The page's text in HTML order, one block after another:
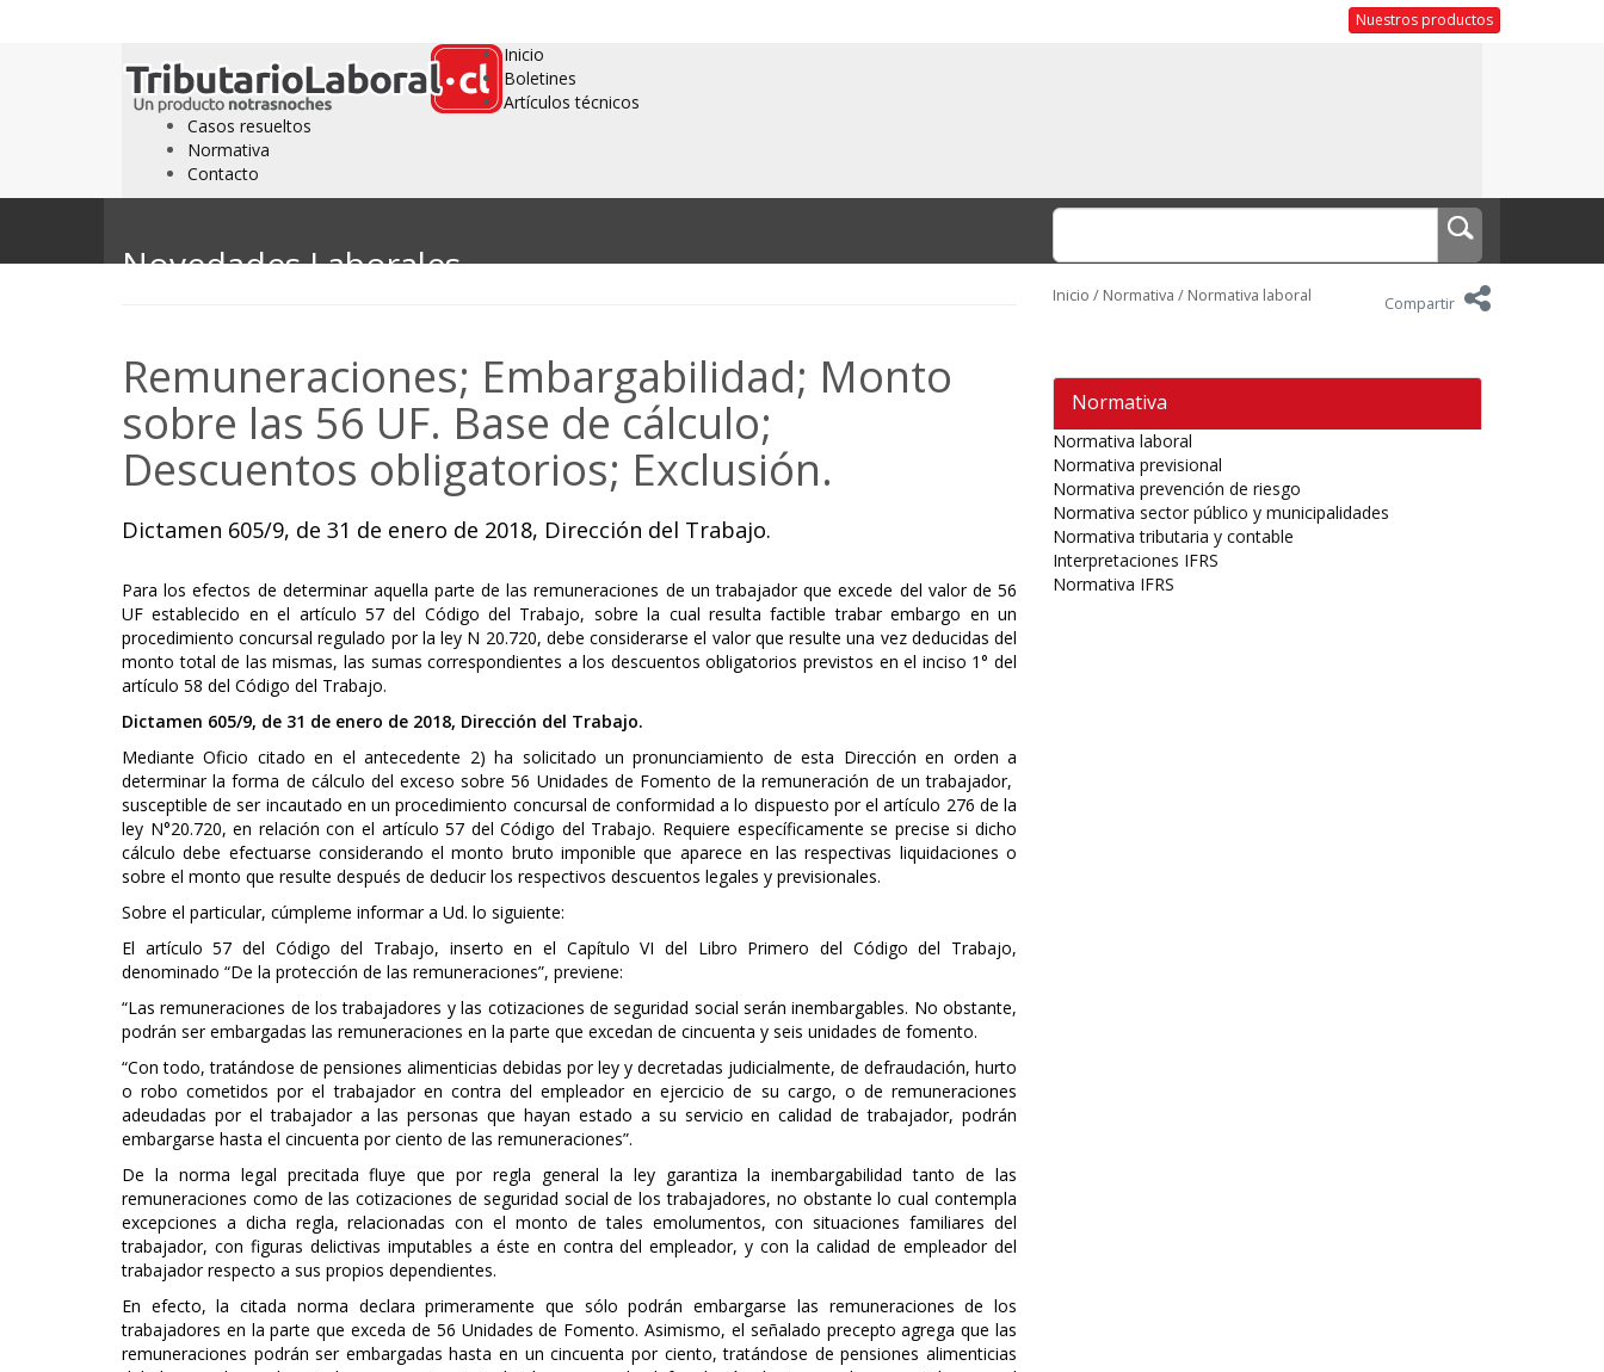
Nuestros productos
Inicio
Boletines
Artículos técnicos
Casos resueltos
Normativa
Contacto
Novedades Laborales
Inicio / Normativa / Normativa laboral Compartir
Remuneraciones; Embargabilidad; Monto
sobre las 56 UF. Base de cálculo;
Descuentos obligatorios; Exclusión.
Dictamen 605/9, de 31 de enero de 2018, Dirección del Trabajo.
Para los efectos de determinar aquella parte de las remuneraciones de un trabajador que excede del valor de 56
UF establecido en el artículo 57 del Código del Trabajo, sobre la cual resulta factible trabar embargo en un
procedimiento concursal regulado por la ley N 20.720, debe considerarse el valor que resulte una vez deducidas del
monto total de las mismas, las sumas correspondientes a los descuentos obligatorios previstos en el inciso 1° del
artículo 58 del Código del Trabajo.
Dictamen 605/9, de 31 de enero de 2018, Dirección del Trabajo.
Mediante Oficio citado en el antecedente 2) ha solicitado un pronunciamiento de esta Dirección en orden a
determinar la forma de cálculo del exceso sobre 56 Unidades de Fomento de la remuneración de un trabajador,
susceptible de ser incautado en un procedimiento concursal de conformidad a lo dispuesto por el artículo 276 de la
ley N°20.720, en relación con el artículo 57 del Código del Trabajo. Requiere específicamente se precise si dicho
cálculo debe efectuarse considerando el monto bruto imponible que aparece en las respectivas liquidaciones o
sobre el monto que resulte después de deducir los respectivos descuentos legales y previsionales.
Sobre el particular, cúmpleme informar a Ud. lo siguiente:
El artículo 57 del Código del Trabajo, inserto en el Capítulo VI del Libro Primero del Código del Trabajo,
denominado “De la protección de las remuneraciones”, previene:
“Las remuneraciones de los trabajadores y las cotizaciones de seguridad social serán inembargables. No obstante,
podrán ser embargadas las remuneraciones en la parte que excedan de cincuenta y seis unidades de fomento.
“Con todo, tratándose de pensiones alimenticias debidas por ley y decretadas judicialmente, de defraudación, hurto
o robo cometidos por el trabajador en contra del empleador en ejercicio de su cargo, o de remuneraciones
adeudadas por el trabajador a las personas que hayan estado a su servicio en calidad de trabajador, podrán
embargarse hasta el cincuenta por ciento de las remuneraciones”.
De la norma legal precitada fluye que por regla general la ley garantiza la inembargabilidad tanto de las
remuneraciones como de las cotizaciones de seguridad social de los trabajadores, no obstante lo cual contempla
excepciones a dicha regla, relacionadas con el monto de tales emolumentos, con situaciones familiares del
trabajador, con figuras delictivas imputables a éste en contra del empleador, y con la calidad de empleador del
trabajador respecto a sus propios dependientes.
En efecto, la citada norma declara primeramente que sólo podrán embargarse las remuneraciones de los
trabajadores en la parte que exceda de 56 Unidades de Fomento. Asimismo, el señalado precepto agrega que las
remuneraciones podrán ser embargadas hasta en un cincuenta por ciento, tratándose de pensiones alimenticias
Normativa
Normativa laboral
Normativa previsional
Normativa prevención de riesgo
Normativa sector público y municipalidades
Normativa tributaria y contable
Interpretaciones IFRS
Normativa IFRS